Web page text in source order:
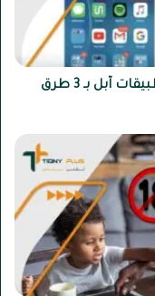
كيفية إلغاء المدفوعات في متجر تطبيقات آبل بـ 3 طرق